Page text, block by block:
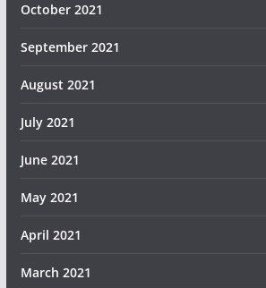
October 2021
September 2021
August 2021
July 2021
June 2021
May 2021
April 2021
March 2021